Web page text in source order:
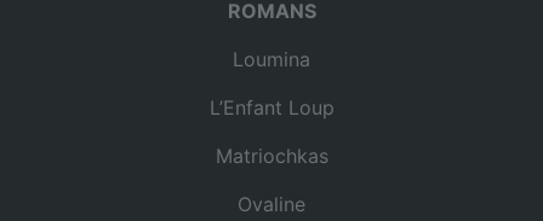
ROMANS
Loumina
L’Enfant Loup
Matriochkas
Ovaline